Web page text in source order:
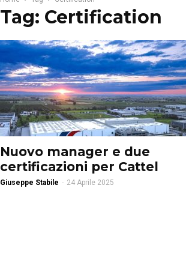
Tag: Certification
Nuovo manager e due
certificazioni per Cattel
Giuseppe Stabile - 24 Aprile 2025